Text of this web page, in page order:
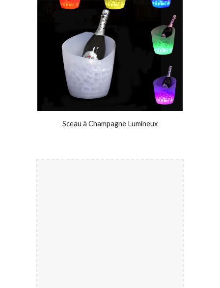
Sceau à Champagne Lumineux